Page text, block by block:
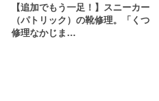
【追加でもう一足！】スニーカー
（パトリック）の靴修理。「くつ
修理なかじま…